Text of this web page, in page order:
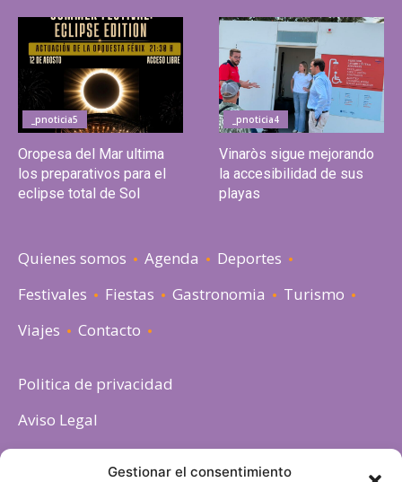
Gestionar el consentimiento
_pnoticia5
Oropesa del Mar ultima
los preparativos para el
eclipse total de Sol
_pnoticia4
Vinaròs sigue mejorando
la accesibilidad de sus
playas
Quienes somos Agenda
Deportes
Festivales
Fiestas Gastronomia
Turismo
Viajes
Contacto
Politica de privacidad
Aviso Legal
Política de cookies